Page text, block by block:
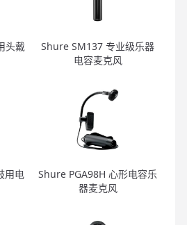
头戴
Shure SM137 专业级乐器
电容麦克风
用电
Shure PGA98H 心形电容乐
器麦克风